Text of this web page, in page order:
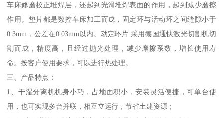
车床修磨校正堆焊层，还起到光滑堆焊表面的作用，起到减少磨擦
作用。垫片都是数控车床加工而成，固定环与活动环之间缝隙小于
0.3mm，公差在0.03mm以内。动定环片 采用德国通快激光切割机切
割而成，精度高，且经过抛光处理，减少摩擦系数，增长使用寿
命。按客户使用要求，可以进行热处理。
三、产品特点：
1、干湿分离机机身小巧，占地面积小，安装灵活便捷，可单台使
用，也可实现多台并联，相互立运行，节省土建资源；